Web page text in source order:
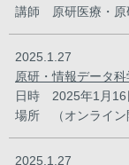
講師 原研医療・原
2025.1.27
原研・情報データ
日時 2025年1月16
場所 （オンライン
2025.1.27